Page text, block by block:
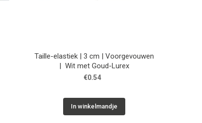
Taille-elastiek | 3 cm | Voorgevouwen
| Wit met Goud-Lurex
€0.54
In winkelmandje